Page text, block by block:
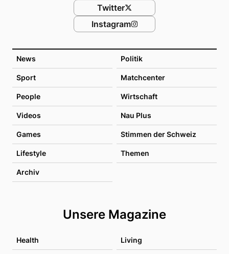
News Politik
Sport Matchcenter
People Wirtschaft
Videos Nau Plus
Games Stimmen der Schweiz
Lifestyle Themen
Archiv
Unsere Magazine
Health Living
Twitter
Instagram